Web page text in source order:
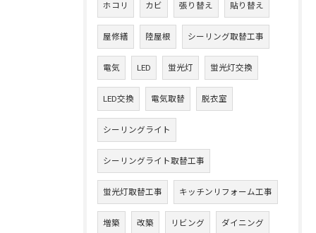
ホコリ カビ 張り替え 貼り替え
屋修繕 陸屋根 シーリング取替工事
電気 LED 蛍光灯 蛍光灯交換
LED交換 電気取替 脱衣室
シーリングライト
シーリングライト取替工事
蛍光灯取替工事 キッチンリフォーム工事
増築 改築 リビング ダイニング